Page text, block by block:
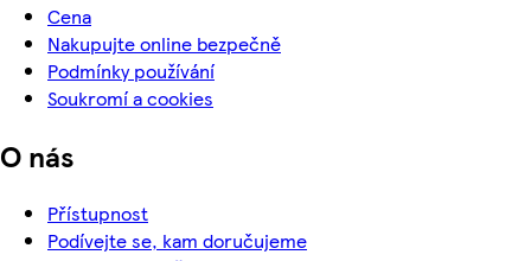
Cena
Nakupujte online bezpečně
Podmínky používání
Soukromí a cookies
O nás
Přístupnost
Podívejte se, kam doručujeme